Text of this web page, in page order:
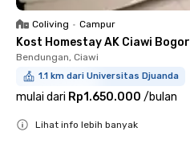
Coliving • Campur
Kost Homestay AK Ciawi Bogor
Bendungan, Ciawi
1.1 km dari Universitas Djuanda
mulai dari Rp1.650.000 /bulan
Lihat info lebih banyak